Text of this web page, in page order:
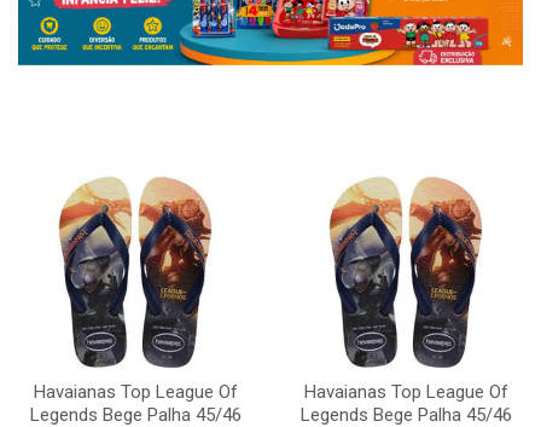
Havaianas Top League Of
Legends Bege Palha 45/46
Havaianas Top League Of
Legends Bege Palha 45/46